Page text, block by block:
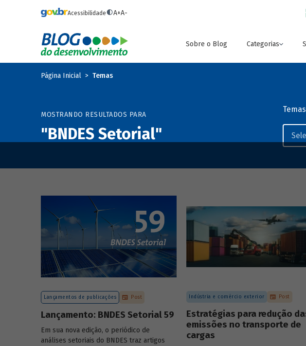
Acessibilidade A+A-
Sobre o Blog Categorias
Página Inicial Temas
MOSTRANDO RESULTADOS PARA
"BNDES Setorial"
Lançamentos de publicações Post
Lançamento: BNDES Setorial 59
Em sua nova edição, o periódico de
análises setoriais do BNDES traz artigos
Indústria e comércio exterior Post
Estratégias para redução
emissões no transporte de
cargas